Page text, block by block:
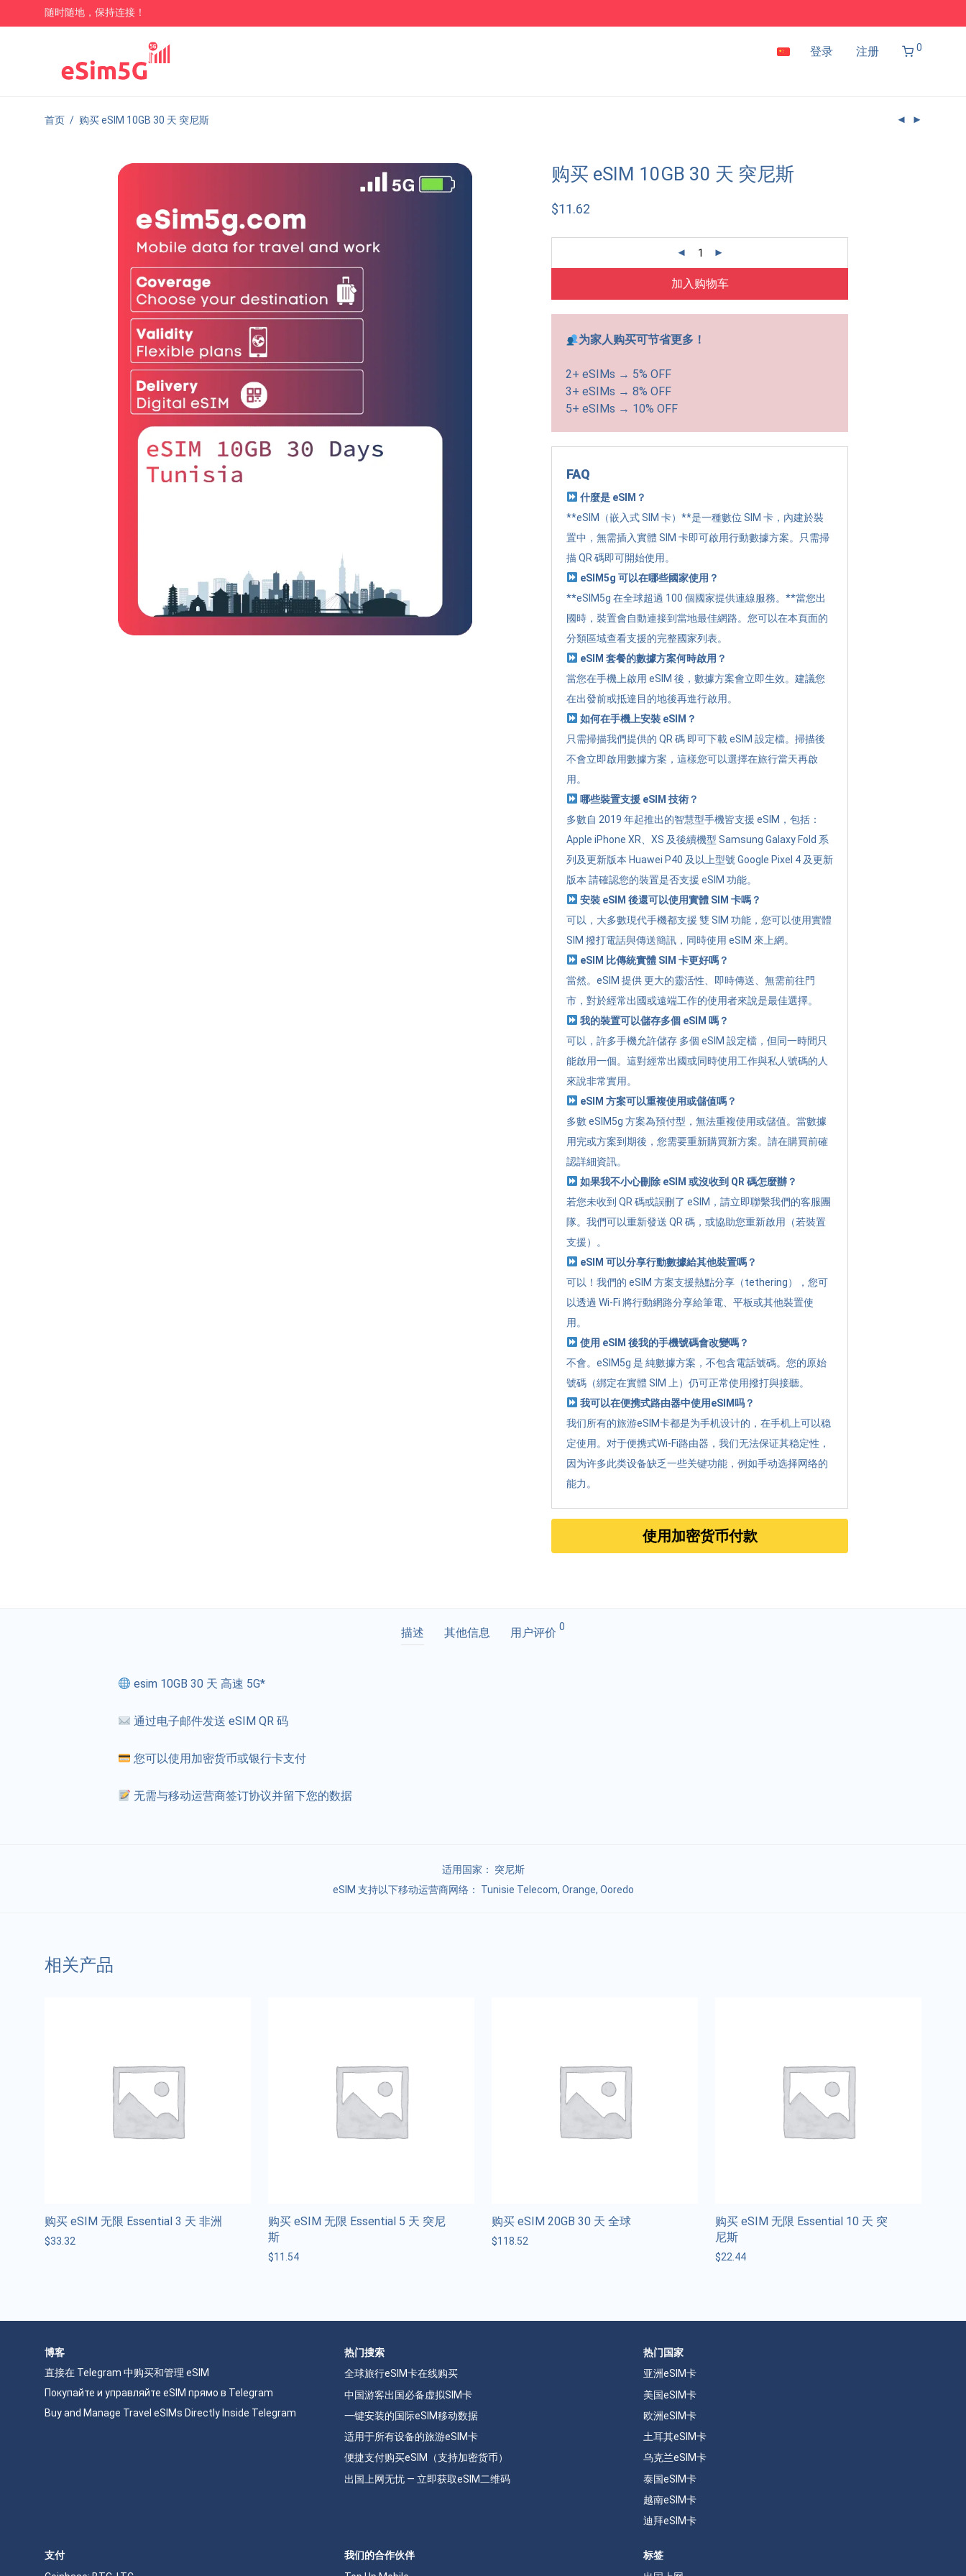
随时随地，保持连接！
登录 注册 0
首页 / 购买 eSIM 10GB 30 天 突尼斯
购买 eSIM 10GB 30 天 突尼斯
$11.62
加入购物车
为家人购买可节省更多！
2+ eSIMs → 5% OFF
3+ eSIMs → 8% OFF
5+ eSIMs → 10% OFF
FAQ
什麼是 eSIM？
**eSIM（嵌入式 SIM 卡）**是一種數位 SIM 卡，內建於裝
置中，無需插入實體 SIM 卡即可啟用行動數據方案。只需掃
描 QR 碼即可開始使用。
eSIM5g 可以在哪些國家使用？
**eSIM5g 在全球超過 100 個國家提供連線服務。**當您出
國時，裝置會自動連接到當地最佳網路。您可以在本頁面的
分類區域查看支援的完整國家列表。
eSIM 套餐的數據方案何時啟用？
當您在手機上啟用 eSIM 後，數據方案會立即生效。建議您
在出發前或抵達目的地後再進行啟用。
如何在手機上安裝 eSIM？
只需掃描我們提供的 QR 碼 即可下載 eSIM 設定檔。掃描後
不會立即啟用數據方案，這樣您可以選擇在旅行當天再啟
用。
哪些裝置支援 eSIM 技術？
多數自 2019 年起推出的智慧型手機皆支援 eSIM，包括：
Apple iPhone XR、XS 及後續機型 Samsung Galaxy Fold 系
列及更新版本 Huawei P40 及以上型號 Google Pixel 4 及更新
版本 請確認您的裝置是否支援 eSIM 功能。
安裝 eSIM 後還可以使用實體 SIM 卡嗎？
可以，大多數現代手機都支援 雙 SIM 功能，您可以使用實體
SIM 撥打電話與傳送簡訊，同時使用 eSIM 來上網。
eSIM 比傳統實體 SIM 卡更好嗎？
當然。eSIM 提供 更大的靈活性、即時傳送、無需前往門
市，對於經常出國或遠端工作的使用者來說是最佳選擇。
我的裝置可以儲存多個 eSIM 嗎？
可以，許多手機允許儲存 多個 eSIM 設定檔，但同一時間只
能啟用一個。這對經常出國或同時使用工作與私人號碼的人
來說非常實用。
eSIM 方案可以重複使用或儲值嗎？
多數 eSIM5g 方案為預付型，無法重複使用或儲值。當數據
用完或方案到期後，您需要重新購買新方案。請在購買前確
認詳細資訊。
如果我不小心刪除 eSIM 或沒收到 QR 碼怎麼辦？
若您未收到 QR 碼或誤刪了 eSIM，請立即聯繫我們的客服團
隊。我們可以重新發送 QR 碼，或協助您重新啟用（若裝置
支援）。
eSIM 可以分享行動數據給其他裝置嗎？
可以！我們的 eSIM 方案支援熱點分享（tethering），您可
以透過 Wi-Fi 將行動網路分享給筆電、平板或其他裝置使
用。
使用 eSIM 後我的手機號碼會改變嗎？
不會。eSIM5g 是 純數據方案，不包含電話號碼。您的原始
號碼（綁定在實體 SIM 上）仍可正常使用撥打與接聽。
我可以在便携式路由器中使用eSIM吗？
我们所有的旅游eSIM卡都是为手机设计的，在手机上可以稳
定使用。对于便携式Wi-Fi路由器，我们无法保证其稳定性，
因为许多此类设备缺乏一些关键功能，例如手动选择网络的
能力。
使用加密货币付款
描述 其他信息 用户评价 0
esim 10GB 30 天 高速 5G*
通过电子邮件发送 eSIM QR 码
您可以使用加密货币或银行卡支付
无需与移动运营商签订协议并留下您的数据
适用国家： 突尼斯
eSIM 支持以下移动运营商网络： Tunisie Telecom, Orange, Ooredo
相关产品
购买 eSIM 无限 Essential 3 天 非洲
$33.32
购买 eSIM 无限 Essential 5 天 突尼
斯
$11.54
购买 eSIM 20GB 30 天 全球
$118.52
购买 eSIM 无限 Essential 10 天 突
尼斯
$22.44
博客
直接在 Telegram 中购买和管理 eSIM
Покупайте и управляйте eSIM прямо в Telegram
Buy and Manage Travel eSIMs Directly Inside Telegram
热门搜索
全球旅行eSIM卡在线购买
中国游客出国必备虚拟SIM卡
一键安装的国际eSIM移动数据
适用于所有设备的旅游eSIM卡
便捷支付购买eSIM（支持加密货币）
出国上网无忧 — 立即获取eSIM二维码
热门国家
亚洲eSIM卡
美国eSIM卡
欧洲eSIM卡
土耳其eSIM卡
乌克兰eSIM卡
泰国eSIM卡
越南eSIM卡
迪拜eSIM卡
支付
我们的合作伙伴
标签